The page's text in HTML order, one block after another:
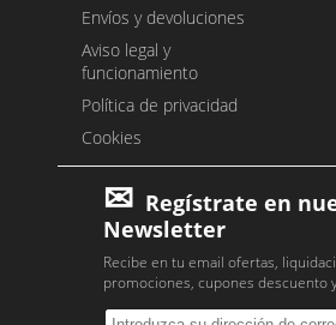
Envíos y devoluciones
Aviso legal y
funcionamiento
Política de privacidad
Cookies
Regístrate en
Newsletter
Recibe en tu email ofertas,
promociones, cupones descuento